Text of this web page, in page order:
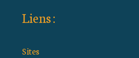
Liens :
Sites